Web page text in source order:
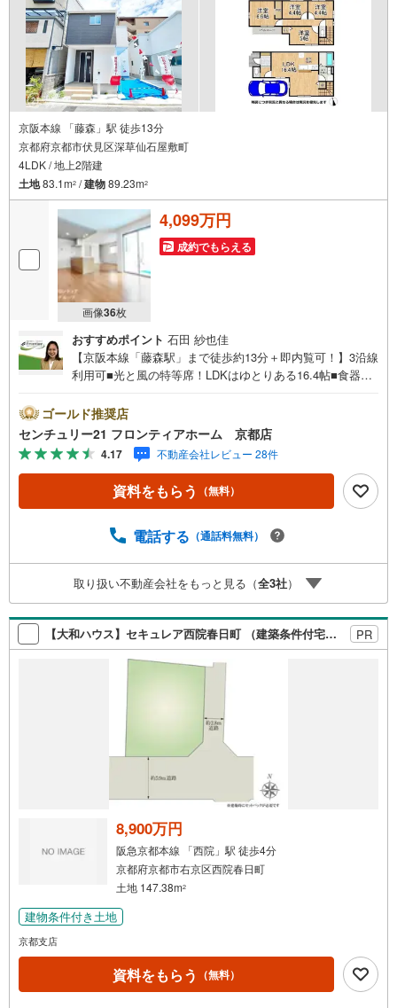
京阪本線 「藤森」駅 徒歩13分
京都府京都市伏見区深草仙石屋敷町
4LDK / 地上2階建
土地83.1m2 /建物89.23m2
画像36枚
4,099万円
成約でもらえる
おすすめポイント 石田 紗也佳
【京阪本線「藤森駅」まで徒歩約13分＋即内覧可！】3沿線
利用可■光と風の特等席！LDKはゆとりある16.4帖■食器洗
ローゼット完備 特徴・浄水器一体型のシステムキッチンを
採用・お出かけ前のチェックに便利な玄関ミラー付き・小
さなお子様や高齢の方にも安心な手すり付階段・各所に配
置された床下収納や廊下収納で住空間スッキリ・1階と2階
にトイレがあり忙しい朝の準備もスムーズ 立地・京都市立
藤ノ森小学校まで徒歩約14分・京都市立藤森中学校まで徒
イナンシャルプランナーが資金計画をサポート！2.買い替
銀行と繋がりがあるため、最も低金利になるように審査が
可能！4.物件のお引渡し後に必要になったお家のリフォー
ムも弊社のリフォームプランナーがご提案！弊社は専門家
同士が連携をとっているため、より多くの知見がございま
す。お気軽にお問合せください！
ゴールド推奨店
センチュリー21 フロンティアホーム 京都店
4.17 不動産会社レビュー 28件
資料をもらう （無料）
電話する （通話料無料）
取り扱い不動産会社をもっと見る（全3社）
【大和ハウス】セキュレア西院春日町 （建築条件付宅地分譲） PR
8,900万円
阪急京都本線 「西院」駅 徒歩4分
京都府京都市右京区西院春日町
土地 147.38m2
建物条件付き土地
京都支店
資料をもらう （無料）